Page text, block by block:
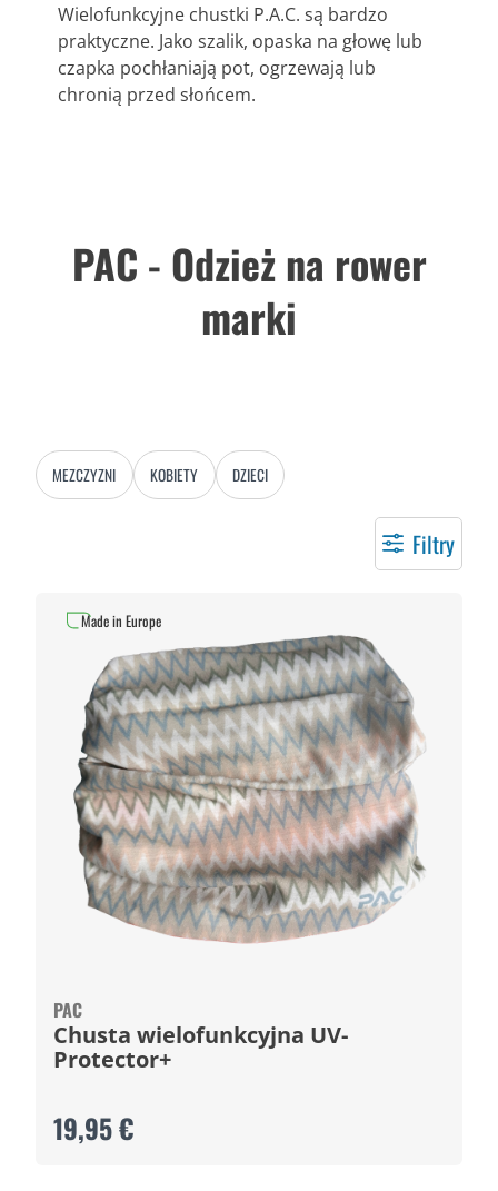
Wielofunkcyjne chustki P.A.C. są bardzo
praktyczne. Jako szalik, opaska na głowę lub
czapka pochłaniają pot, ogrzewają lub
chronią przed słońcem.
PAC - Odzież na rower
marki
MEZCZYZNI KOBIETY DZIECI
Filtry
PAC
Chusta wielofunkcyjna UV-
Protector+
19,95 €
Made in Europe